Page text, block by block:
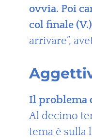
ovvia. Poi
col finale
arrivare”,
Il problema
Al decimo
tema è sulla